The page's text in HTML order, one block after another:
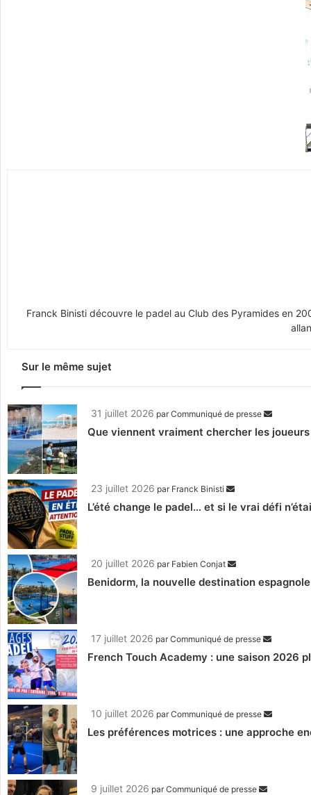
Franck Binisti découvre le padel au Club des Pyramides en
Sur le même sujet
31 juillet 2026 parCommuniqué de presse
Que viennent vraiment chercher les
23 juillet 2026 par Franck Binisti
L’été change le padel… et si le vrai défi
20 juillet 2026 par Fabien Conjat
Benidorm, la nouvelle destination
17 juillet 2026 parCommuniqué de presse
French Touch Academy : une saison 2026
10 juillet 2026 parCommuniqué de presse
Les préférences motrices : une approche
9 juillet 2026 parCommuniqué de presse